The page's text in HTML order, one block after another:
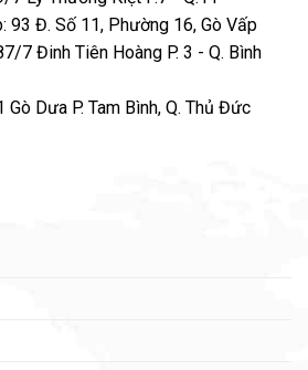
93 Đ. Số 11, Phường 16, Gò Vấp
7 Đinh Tiên Hoàng P. 3 - Q. Bình
Dưa P. Tam Bình, Q. Thủ Đức